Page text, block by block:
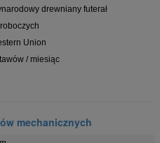
drewniany futerał
Union
/ miesiąc
mechanicznych